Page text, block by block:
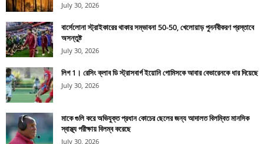
July 30, 2026
বার্সেলোনা স্ট্রাইকারের থাকার সম্ভাবনা 50-50, খেলোয়াড় পুনর্নবীকরণ প্রস্তাবে
অসন্তুষ্ট
July 30, 2026
লিগ 1। রেসিং ক্লাব ডি স্ট্রাসবার্গ ইয়োনি গোমিসকে আবার বেভারেনকে ধার দিয়েছে
July 30, 2026
মাকে গুলি করে অভিযুক্ত প্রধান কোচের ছেলের জন্য আদালত বিলম্বিত মানসিক
স্বাস্থ্য পরীক্ষায় বিলম্ব করেছে
July 30, 2026